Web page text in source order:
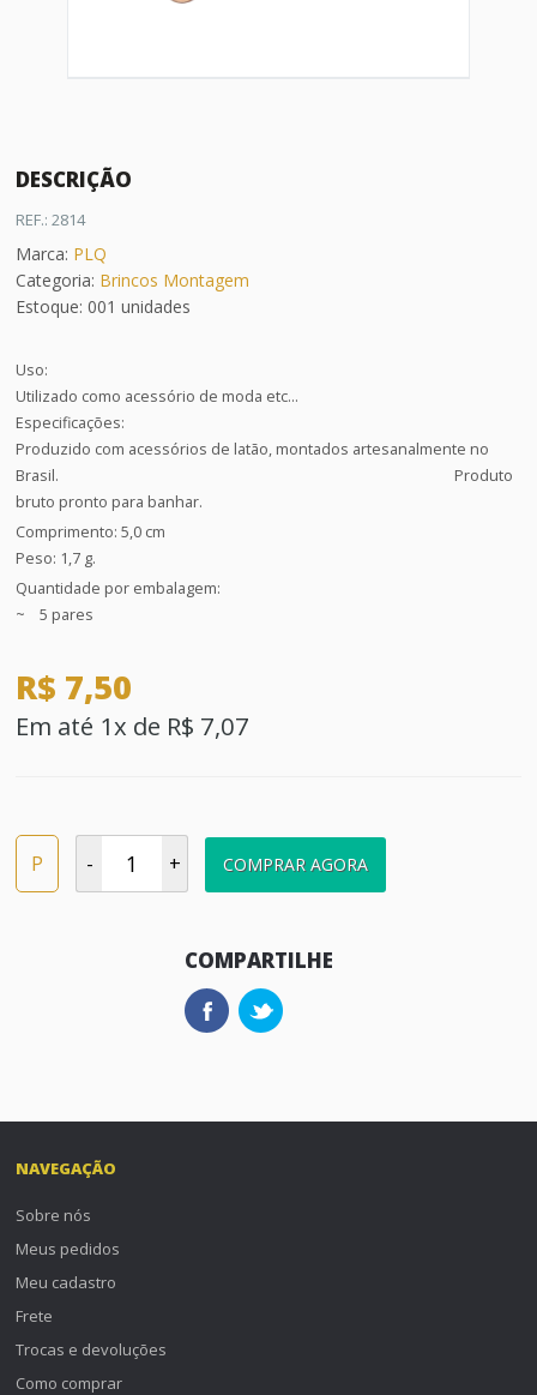
DESCRIÇÃO
REF.: 2814
Marca: PLQ
Categoria: Brincos Montagem
Estoque: 001 unidades
Uso:
Utilizado como acessório de moda etc...
Especificações:
Produzido com acessórios de latão, montados artesanalmente no
Brasil. Produto
bruto pronto para banhar.
Comprimento: 5,0 cm
Peso: 1,7 g.
Quantidade por embalagem:
~ 5 pares
R$ 7,50
Em até 1x de R$ 7,07
P - + COMPRAR AGORA
COMPARTILHE
NAVEGAÇÃO
Sobre nós
Meus pedidos
Meu cadastro
Frete
Trocas e devoluções
Como comprar